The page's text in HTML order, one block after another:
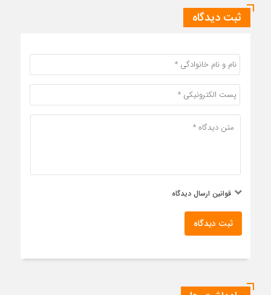
ثبت دیدگاه
قوانین ارسال دیدگاه
ثبت دیدگاه